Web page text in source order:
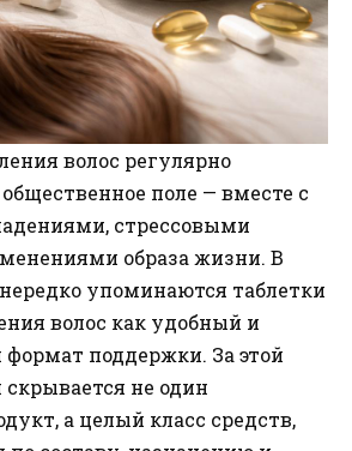
волос регулярно
поле — вместе с
стрессовыми
образа жизни. В
упоминаются таблетки
волос как удобный и
поддержки. За этой
не один
а целый класс средств,